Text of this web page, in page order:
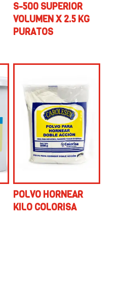
S-500 SUPERIOR
VOLUMEN X 2.5 KG
PURATOS
POLVO HORNEAR
KILO COLORISA